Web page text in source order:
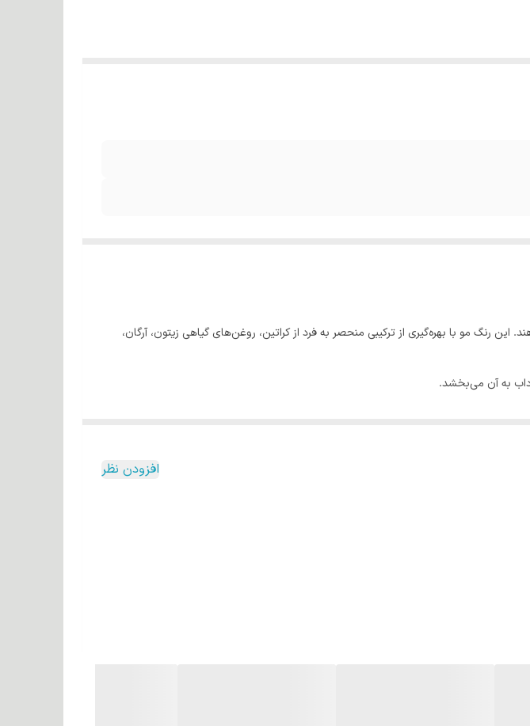
رنگ مو با بهره‌گیری از ترکیبی منحصر به فرد از کراتین، روغن‌های گیاهی زیتون، آرگان،
به آن می‌بخشد.
زیتون دارای خواص آنتی‌اکسیدانی است که موها را از آسیب‌های محیطی محافظت
میبخشد.
می‌کند و در نهایت مانع از خشکی و شوره سر می‌شود.
افزودن نظر